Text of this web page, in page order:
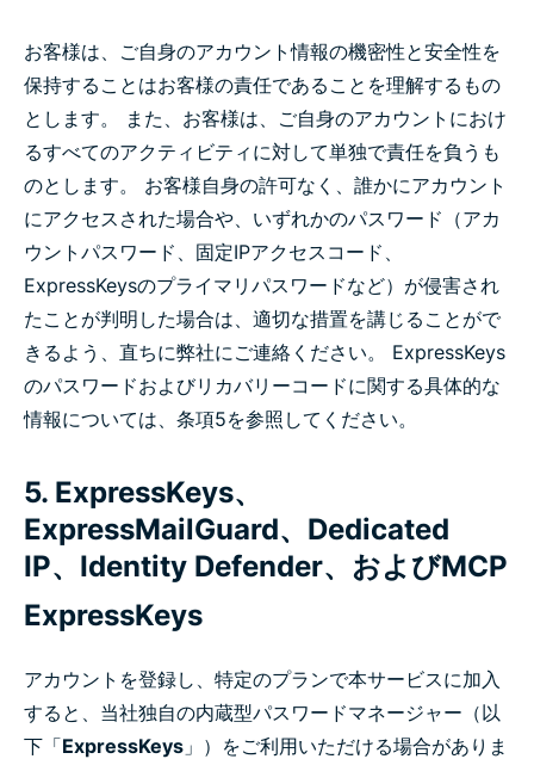
お客様は、ご自身のアカウント情報の機密性と安全性を
保持することはお客様の責任であることを理解するもの
とします。 また、お客様は、ご自身のアカウントにおけ
るすべてのアクティビティに対して単独で責任を負うも
のとします。 お客様自身の許可なく、誰かにアカウント
にアクセスされた場合や、いずれかのパスワード（アカ
ウントパスワード、固定IPアクセスコード、
ExpressKeysのプライマリパスワードなど）が侵害され
たことが判明した場合は、適切な措置を講じることがで
きるよう、直ちに弊社にご連絡ください。 ExpressKeys
のパスワードおよびリカバリーコードに関する具体的な
情報については、条項5を参照してください。
5. ExpressKeys、
ExpressMailGuard、Dedicated
IP、Identity Defender、およびMCP
ExpressKeys
アカウントを登録し、特定のプランで本サービスに加入
すると、当社独自の内蔵型パスワードマネージャー（以
下「ExpressKeys 」）をご利用いただける場合がありま